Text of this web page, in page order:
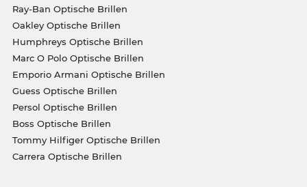
Ray-Ban Optische Brillen
Oakley Optische Brillen
Humphreys Optische Brillen
Marc O Polo Optische Brillen
Emporio Armani Optische Brillen
Guess Optische Brillen
Persol Optische Brillen
Boss Optische Brillen
Tommy Hilfiger Optische Brillen
Carrera Optische Brillen